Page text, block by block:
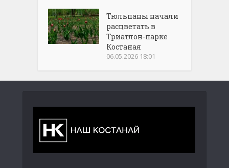
Тюльпаны начали
расцветать в
Триатлон-парке
Костаная
06.05.2026 18:01